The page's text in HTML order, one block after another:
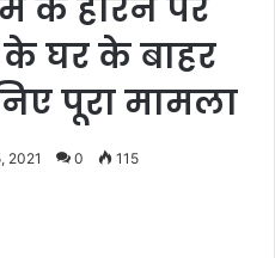
के हारने पर
के घर के बाहर
पूरा मामला
2021 0 115